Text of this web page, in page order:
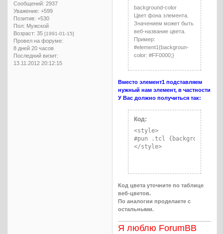
Сообщений: 2937
Уважение: +599
Позитив: +530
Пол: Мужской
Возраст: 35 [1991-01-15]
Провел на форуме:
8 дней 20 часов
Последний визит:
13.11.2012 20:12:15
background-color
Цвет фона элемента.
Значением может быть
веб-название цвета.
Пример:
#element1{backgroun-
color: #FF0000;}
Вместо элемент1 подставляем
нужный нам элемент, в частности
У Вас должно получиться так:
Код:
<style>
#pun .tcl {backgroun-
</style>
Код цвета уточните по таблице
веб-цветов.
По аналогии проделаете с
остальными.
Я люблю ForumBB